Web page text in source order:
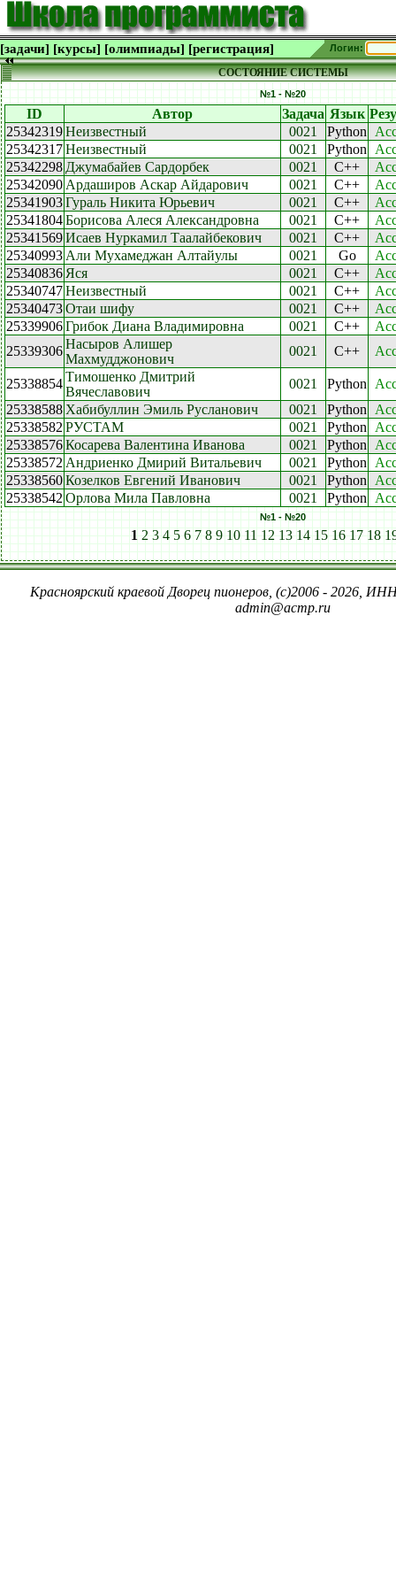
[задачи] [курсы] [олимпиады] [регистрация] Логин:
СОСТОЯНИЕ СИСТЕМЫ
№1 - №20
ID Автор Задача Язык
25342319Неизвестный 0021 Python
25342317Неизвестный 0021 Python
25342298 Джумабайев Сардорбек 0021 C++
25342090 Ардаширов Аскар Айдарович 0021 C++
25341903Гураль Никита Юрьевич 0021 C++
25341804Борисова Алеся Александровна 0021 C++
25341569Исаев Нуркамил Таалайбекович 0021 C++
25340993 Али Мухамеджан Алтайулы 0021 Go
25340836 Яся 0021 C++
25340747Неизвестный 0021 C++
25340473Отаи шифу 0021 C++
25339906Грибок Диана Владимировна 0021 C++
25339306Насыров Алишер
Махмудджонович
0021 C++
25338854Тимошенко Дмитрий
Вячеславович
0021 Python
25338588 Хабибуллин Эмиль Русланович 0021 Python
25338582 РУСТАМ 0021 Python
25338576Косарева Валентина Иванова 0021 Python
25338572 Андриенко Дмирий Витальевич 0021 Python
25338560Козелков Евгений Иванович 0021 Python
25338542 Орлова Мила Павловна 0021 Python
№1 - №20
1 2 3 4 5 6 7 8 9 10 11 12 13 14 15 16 17 18
Красноярский краевой Дворец пионеров, (c)2006 - 2026,
admin@acmp.ru